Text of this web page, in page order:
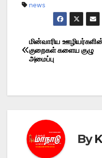
news
Post
navigation
மின்வாரிய
குறைகள் களைய குழு
அமைப்பு
By